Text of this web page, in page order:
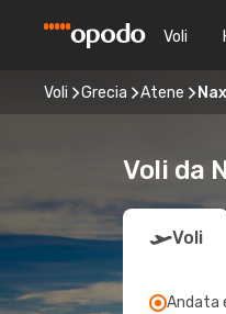
Voli
Voli Grecia Atene
Voli da
Voli
Andata